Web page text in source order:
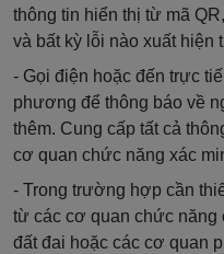
thông tin hiển thị từ mã
và bất kỳ lỗi nào xuất hiện
- Gọi điện hoặc đến trực
phương để thông báo về
thêm. Cung cấp tất cả
cơ quan chức năng xác
- Trong trường hợp cần
từ các cơ quan chức năng
đất đai hoặc các cơ quan